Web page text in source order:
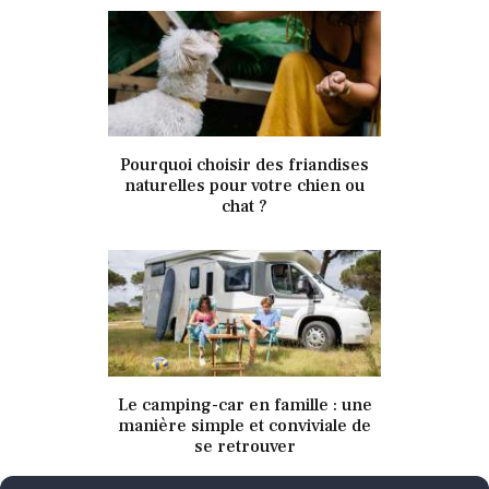
336Views 0Likes
Pourquoi choisir des friandises
naturelles pour votre chien ou
chat ?
333 Views 0Likes
Le camping-car en famille : une
manière simple et conviviale de
se retrouver